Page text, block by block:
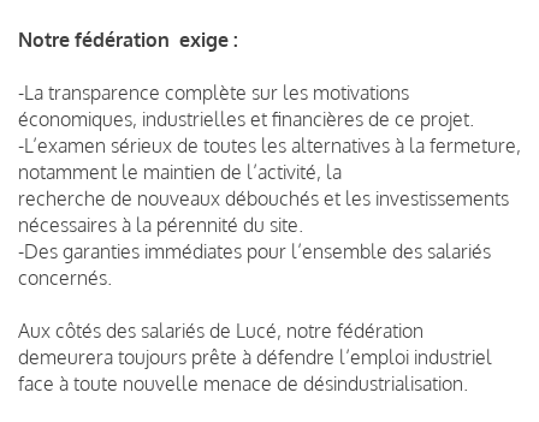
Notre fédération exige :
-La transparence complète sur les motivations
économiques, industrielles et financières de ce projet.
-L’examen sérieux de toutes les alternatives à la fermeture,
notamment le maintien de l’activité, la
recherche de nouveaux débouchés et les investissements
nécessaires à la pérennité du site.
-Des garanties immédiates pour l’ensemble des salariés
concernés.
Aux côtés des salariés de Lucé, notre fédération
demeurera toujours prête à défendre l’emploi industriel
face à toute nouvelle menace de désindustrialisation.